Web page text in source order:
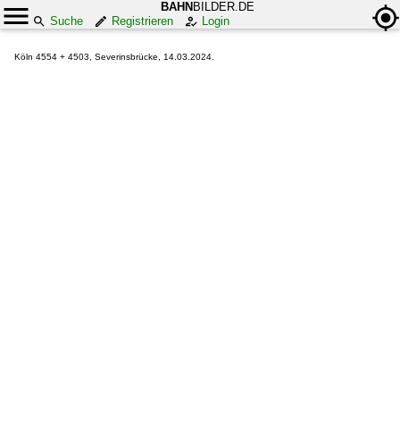
BAHN BILDER.DE
Suche
Registrieren Login
Köln 4554 + 4503, Severinsbrücke, 14.03.2024.